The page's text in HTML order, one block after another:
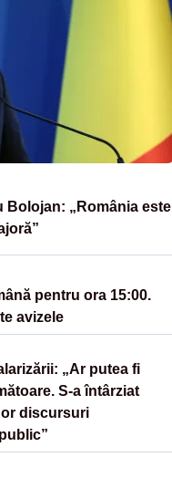
Bolojan: „România este
pentru ora 15:00.
avizele
„Ar putea fi
S-a întârziat
discursuri